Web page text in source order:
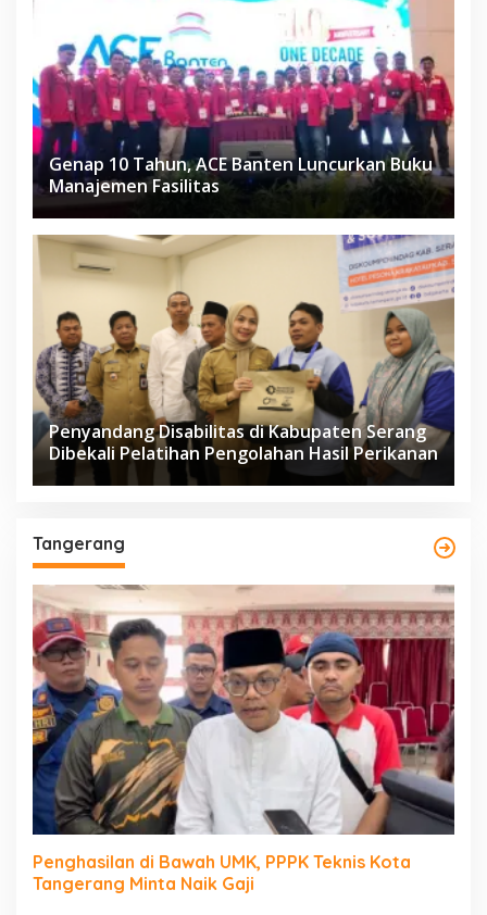
Genap 10 Tahun, ACE Banten Luncurkan Buku
Manajemen Fasilitas
Penyandang Disabilitas di Kabupaten Serang
Dibekali Pelatihan Pengolahan Hasil Perikanan
Tangerang
Penghasilan di Bawah UMK, PPPK Teknis Kota
Tangerang Minta Naik Gaji